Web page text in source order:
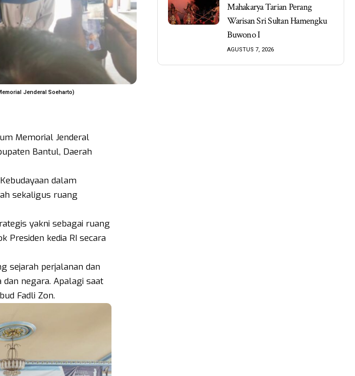
Jenderal Soeharto)
Memorial Jenderal
Bantul, Daerah
dalam
sekaligus ruang
yakni sebagai ruang
Presiden kedia RI secara
sejarah perjalanan dan
negara. Apalagi saat
Fadli Zon.
Mahakarya Tarian Perang
Warisan Sri Sultan Hamengku
Buwono I
AGUSTUS 7, 2026